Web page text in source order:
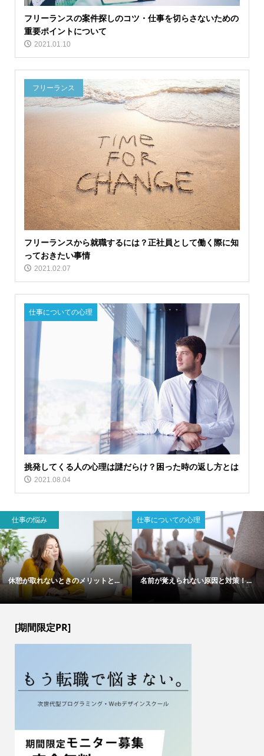
フリーランスの案件探しのコツ・仕事を切らさないための
重要ポイントについて
2021.01.10
フリーランス
フリーランスから就職するには？正社員として働く際に知
っておきたい事情
2021.02.07
仕事についての心理
挑発してくる人の心理は謎だらけ？困った時の返し方とは
2021.08.04
仕事の悩み
休憩が取れないときのメリットと...
仕事についての心理
名前が覚えられない原因と対策！...
[期間限定PR]